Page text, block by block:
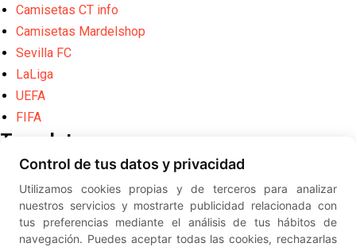
Camisetas CT info
Camisetas Mardelshop
Sevilla FC
LaLiga
UEFA
FIFA
Translate
Powered by
Translate
Diseño web creado por Erick
© ElSevillista.es - Información sobre
el Sevilla FC, Sevilla Atlético, Sevilla Femenino y su Cantera
Control de tus datos y privacidad
Utilizamos cookies propias y de terceros para analizar
nuestros servicios y mostrarte publicidad relacionada con
tus preferencias mediante el análisis de tus hábitos de
navegación. Puedes aceptar todas las cookies, rechazarlas